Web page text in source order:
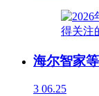
海尔智家
3 06.25